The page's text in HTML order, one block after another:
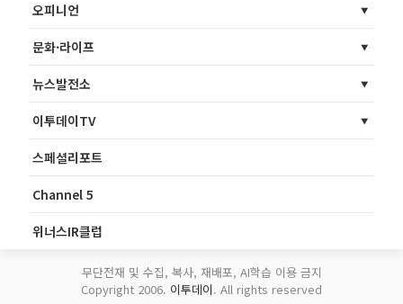
오피니언
문화·라이프
뉴스발전소
이투데이TV
스페셜리포트
Channel 5
위너스IR클럽
무단전재 및 수집, 복사, 재배포, AI학습 이용 금지
Copyright 2006. 이투데이. All rights reserved